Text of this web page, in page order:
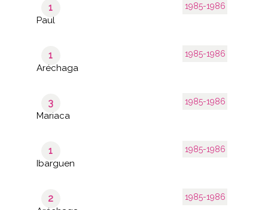
1985-1986
1
Paul
1985-1986
1
Aréchaga
1985-1986
3
Mariaca
1985-1986
1
Ibarguen
1985-1986
2